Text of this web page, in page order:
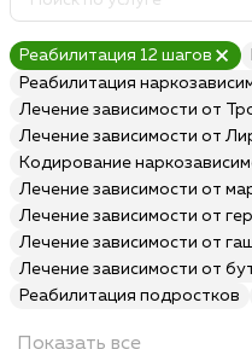
Реабилитация 12 шагов
Реабилитация
Лечение зависимости от
Лечение зависимости от
Кодирование
Лечение зависимости от
Лечение зависимости от
Лечение зависимости от
Лечение зависимости от
Реабилитация подростков
Показать все